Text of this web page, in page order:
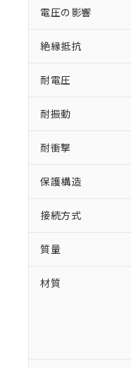
電圧の影響
絶縁抵抗
耐電圧
耐振動
耐衝撃
保護構造
接続方式
質量
材質